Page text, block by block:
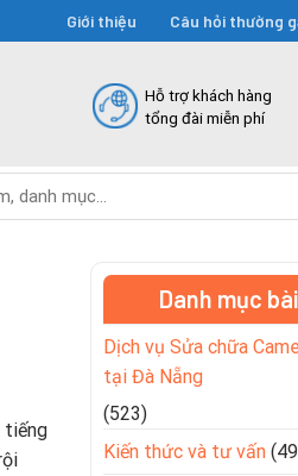
Giới thiệu Câu hỏi thường
Hỗ trợ khách hàng
tổng đài miễn phí
tiếng
Danh mục
Dịch vụ Sửa chữa
tại Đà Nẵng
(523)
Kiến thức và tư vấn